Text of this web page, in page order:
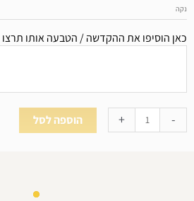
הוסיפו את ההקדשה / הטבעה אותו תרצו
הוספה לסל